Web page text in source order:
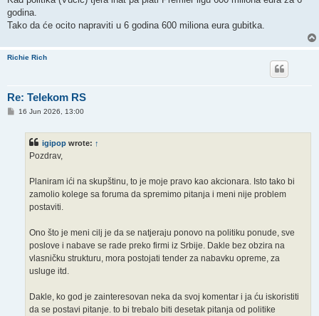
godina.
Tako da će ocito napraviti u 6 godina 600 miliona eura gubitka.
Richie Rich
Re: Telekom RS
P16 Jun 2026, 13:00
igipop wrote: ↑
Pozdrav,
Planiram ići na skupštinu, to je moje pravo kao akcionara. Isto tako bi
zamolio kolege sa foruma da spremimo pitanja i meni nije problem
postaviti.
Ono što je meni cilj je da se natjeraju ponovo na politiku ponude, sve
poslove i nabave se rade preko firmi iz Srbije. Dakle bez obzira na
vlasničku strukturu, mora postojati tender za nabavku opreme, za
usluge itd.
Dakle, ko god je zainteresovan neka da svoj komentar i ja ću iskoristiti
da se postavi pitanje. to bi trebalo biti desetak pitanja od politike